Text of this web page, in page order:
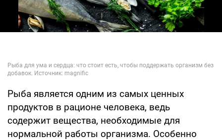
Рыба является одним из самых ценных
продуктов в рационе человека, ведь
содержит вещества, необходимые для
нормальной работы организма. Особенно